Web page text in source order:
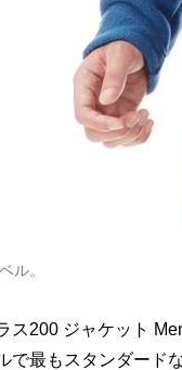
ル。
ス200 ジャケット
で最もスタンダード